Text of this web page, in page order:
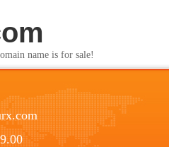
name is for sale!